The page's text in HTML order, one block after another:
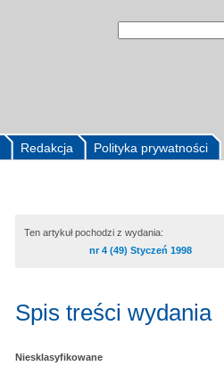
Polityka prywatności
Redakcja
Ten artykuł pochodzi z wydania:
nr 4 (49) Styczeń 1998
Spis treści wydania
Niesklasyfikowane